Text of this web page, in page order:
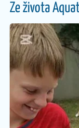
Ze života